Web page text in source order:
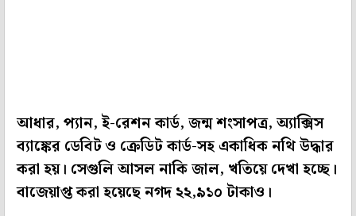
আধার, প্যান, ই-রেশন কার্ড, জন্ম শংসাপত্র, অ্যাক্সিস
ব্যাঙ্কের ডেবিট ও ক্রেডিট কার্ড-সহ একাধিক নথি উদ্ধার
করা হয়। সেগুলি আসল নাকি জাল, খতিয়ে দেখা হচ্ছে।
বাজেয়াপ্ত করা হয়েছে নগদ ২২,৯১০ টাকাও।